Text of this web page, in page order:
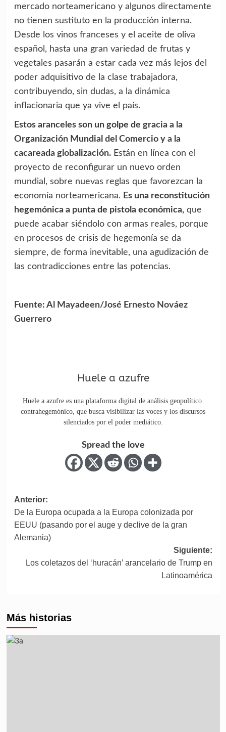
mercado norteamericano y algunos directamente
no tienen sustituto en la producción interna.
Desde los vinos franceses y el aceite de oliva
español, hasta una gran variedad de frutas y
vegetales pasarán a estar cada vez más lejos del
poder adquisitivo de la clase trabajadora,
contribuyendo, sin dudas, a la dinámica
inflacionaria que ya vive el país.
Estos aranceles son un golpe de gracia a la
Organización Mundial del Comercio y a la
cacareada globalización.Están en línea con el
proyecto de reconfigurar un nuevo orden
mundial, sobre nuevas reglas que favorezcan la
economía norteamericana. Es una reconstitución
hegemónica a punta de pistola económica,que
puede acabar siéndolo con armas reales, porque
en procesos de crisis de hegemonía se da
siempre, de forma inevitable, una agudización de
las contradicciones entre las potencias.
Fuente: Al Mayadeen/José Ernesto Nováez
Guerrero
Huele a azufre
Huele a azufre es una plataforma digital de análisis geopolítico
contrahegemónico, que busca visibilizar las voces y los discursos
silenciados por el poder mediático.
Spread the love
Anterior:
De la Europa ocupada a la Europa colonizada por
EEUU (pasando por el auge y declive de la gran
Alemania)
Siguiente:
Los coletazos del ‘huracán’ arancelario de Trump en
Latinoamérica
Más historias